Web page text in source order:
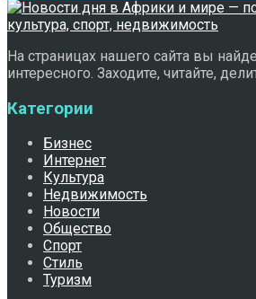
На страницах нашего сайта вы
интересного. Заходите, читайте,
Категории
Бизнес
Интернет
Культура
Недвижимость
Новости
Общество
Спорт
Стиль
Туризм